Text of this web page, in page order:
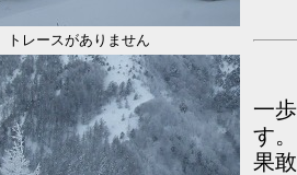
トレースがありません
一
す。
果